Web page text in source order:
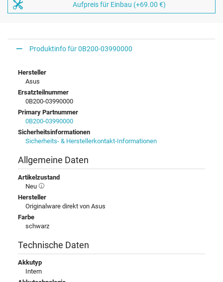
Aufpreis für Einbau (+69.00 €)
Produktinfo für 0B200-03990000
Hersteller
Asus
Ersatzteilnummer
0B200-03990000
Primary Partnummer
0B200-03990000
Sicherheitsinformationen
Sicherheits- & Herstellerkontakt-Informationen
Allgemeine Daten
Artikelzustand
Neu
Hersteller
Originalware direkt von Asus
Farbe
schwarz
Technische Daten
Akkutyp
Intern